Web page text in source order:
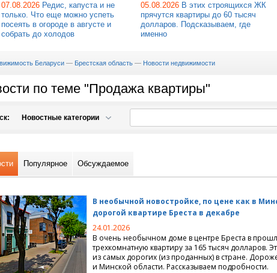
07.08.2026 Редис, капуста и не
только. Что еще можно успеть
посеять в огороде в августе и
собрать до холодов
05.08.2026 В этих строящихся ЖК
прячутся квартиры до 60 тысяч
долларов. Подсказываем, где
именно
Беларуси — Брестская область — Новости недвижимости
по теме "Продажа квартиры"
Новостные категории
Аренда жилой недвижимости
Аренда на длительный срок
Дизайн интерьера
Ландшафтный дизайн
Проекты домов
Аукционы
Банки и кредиты
Банки
Жилая недвижимость, вторичный рынок
Популярное Обсуждаемое
В необычной новостройке, по цене как в
дорогой квартире Бреста в декабре
24.01.2026
В очень необычном доме в центре Бреста в
трехкомнатную квартиру за 165 тысяч долларов.
из самых дорогих (из проданных) в стране.
и Минской области. Рассказываем подробности.